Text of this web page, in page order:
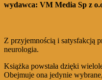
wydawca: VM Media Sp z
Z przyjemnością i satysfakcją
neurologia.
Książka powstała dzięki
Obejmuje ona jedynie